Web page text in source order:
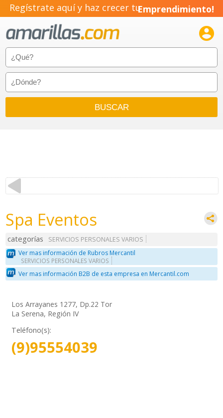
Regístrate aquí y haz crecer tuEmprendimiento!

Spa Eventos
categorías
SERVICIOS PERSONALES VARIOS
Ver mas información de Rubros Mercantil
SERVICIOS PERSONALES VARIOS
Ver mas información B2B de esta empresa en Mercantil.com
Los Arrayanes 1277, Dp.22 Tor
La Serena, Región IV
Teléfono(s):
(9)95554039